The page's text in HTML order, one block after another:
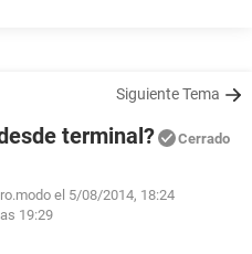
Siguiente Tema
terminal? Cerrado
el 5/08/2014, 18:24
19:29